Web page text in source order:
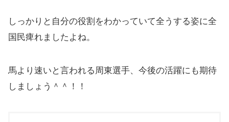
しっかりと自分の役割をわかっていて全うする姿に全
国民痺れましたよね。
馬より速いと言われる周東選手、今後の活躍にも期待
しましょう＾＾！！